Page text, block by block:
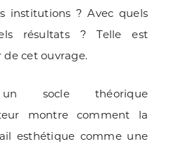
institutions ? Avec quels
résultats ? Telle est
de cet ouvrage.
socle théorique
montre comment la
esthétique comme une